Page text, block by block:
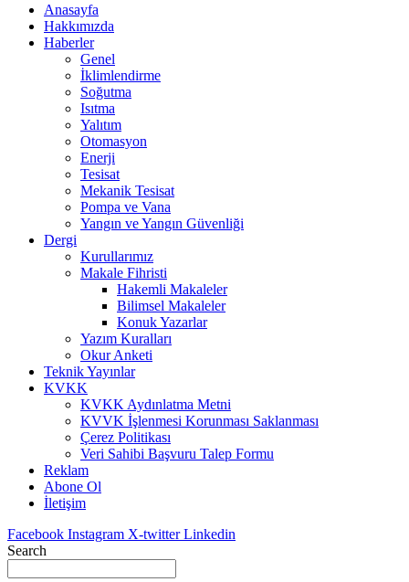
Anasayfa
Hakkımızda
Haberler
Genel
İklimlendirme
Soğutma
Isıtma
Yalıtım
Otomasyon
Enerji
Tesisat
Mekanik Tesisat
Pompa ve Vana
Yangın ve Yangın Güvenliği
Dergi
Kurullarımız
Makale Fihristi
Hakemli Makaleler
Bilimsel Makaleler
Konuk Yazarlar
Yazım Kuralları
Okur Anketi
Teknik Yayınlar
KVKK
KVKK Aydınlatma Metni
KVVK İşlenmesi Korunması Saklanması
Çerez Politikası
Veri Sahibi Başvuru Talep Formu
Reklam
Abone Ol
İletişim
Facebook Instagram X-twitter Linkedin
Search